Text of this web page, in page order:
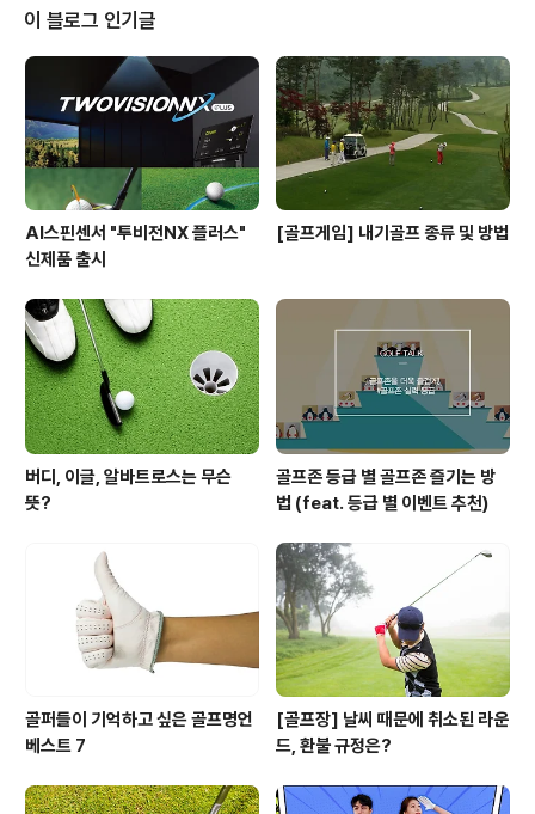
의 우승컵은 지난해 6월 '에쓰오일 인비테이셔널'에서 정
규 투어 첫 우승을 차지하며 이름을 알린 이미림 선수가 차
지! 이미림 선수는 대회 마지막 날 최종라운드에서 보기 없
이 버디 5개만을 솎아내는 무결점 플레이로 4언더파 68타
를 치는 놀라운 성적을 보여줬지요. 최종합계 7언더파 28
1타로 우승의 영광을 거머쥐었..
이 블로그 인기글
AI스핀센서 "투비전NX 플러스"
신제품 출시
[골프게임] 내기골프 종류 및 방법
버디, 이글, 알바트로스는 무슨
뜻?
골프존 등급 별 골프존 즐기는 방
법 (feat. 등급 별 이벤트 추천)
골퍼들이 기억하고 싶은 골프명언
베스트 7
[골프장] 날씨 때문에 취소된 라운
드, 환불 규정은?